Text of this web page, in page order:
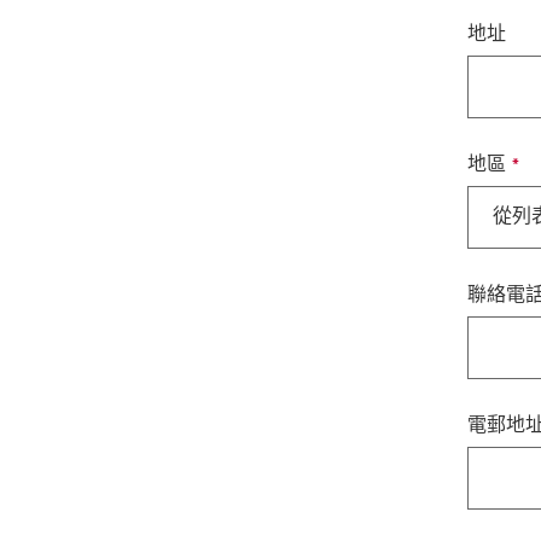
地址
地區
從列
聯絡電
電郵地